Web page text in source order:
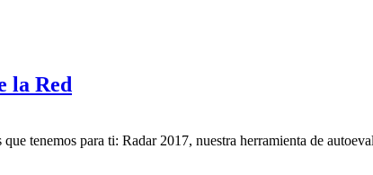
la Red
tenemos para ti: Radar 2017, nuestra herramienta de